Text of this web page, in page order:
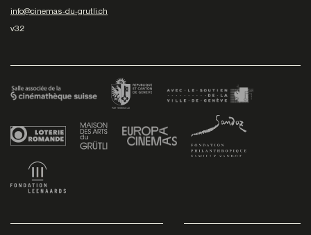
info@cinemas-du-grutli.ch
v3.2